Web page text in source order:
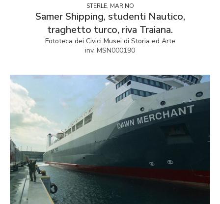
STERLE, MARINO
Samer Shipping, studenti Nautico,
traghetto turco, riva Traiana.
Fototeca dei Civici Musei di Storia ed Arte
inv. MSN000190